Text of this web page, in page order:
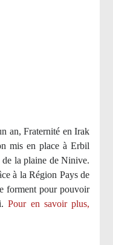
an, Fraternité en Irak
mis en place à Erbil
de la plaine de Ninive.
à la Région Pays de
forment pour pouvoir
Pour en savoir plus,